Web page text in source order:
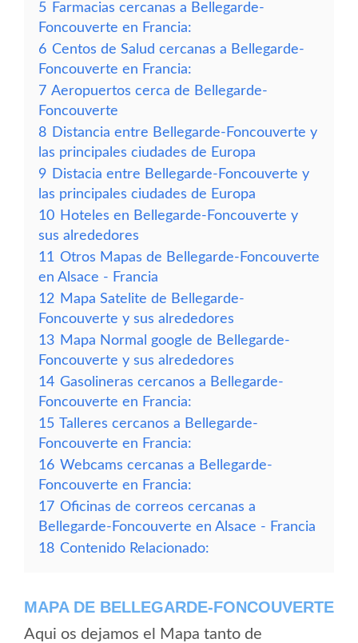
5 Farmacias cercanas a Bellegarde-
Foncouverte en Francia:
6 Centos de Salud cercanas a Bellegarde-
Foncouverte en Francia:
7 Aeropuertos cerca de Bellegarde-
Foncouverte
8 Distancia entre Bellegarde-Foncouverte y
las principales ciudades de Europa
9 Distacia entre Bellegarde-Foncouverte y
las principales ciudades de Europa
10 Hoteles en Bellegarde-Foncouverte y
sus alrededores
11 Otros Mapas de Bellegarde-Foncouverte
en Alsace - Francia
12 Mapa Satelite de Bellegarde-
Foncouverte y sus alrededores
13 Mapa Normal google de Bellegarde-
Foncouverte y sus alrededores
14 Gasolineras cercanos a Bellegarde-
Foncouverte en Francia:
15 Talleres cercanos a Bellegarde-
Foncouverte en Francia:
16 Webcams cercanas a Bellegarde-
Foncouverte en Francia:
17 Oficinas de correos cercanas a
Bellegarde-Foncouverte en Alsace - Francia
18 Contenido Relacionado:
MAPA DE BELLEGARDE-FONCOUVERTE
Aqui os dejamos el Mapa tanto de